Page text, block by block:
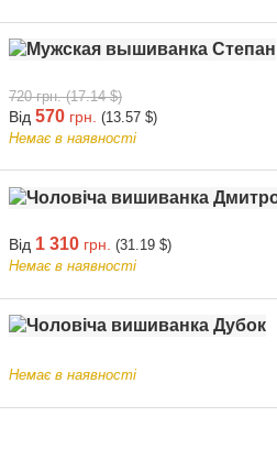
720 грн. (17.14 $)
Від 570 грн. (13.57 $)
Немає в наявності
Від 1 310 грн. (31.19 $)
Немає в наявності
Немає в наявності